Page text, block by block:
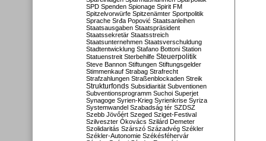
SPD Spenden Spionage Spirit FM
Spitzelvorwürfe Spitzenämter Sportpolitik
Sprache Srđa Popović Staatsanleihen
Staatsausgaben Staatspräsident
Staatssekretär Staatsstreich
Staatsunternehmen Staatsverschuldung
Stadtentwicklung Stafano Bottoni Station
Statuenstreit Sterbehilfe Steuerpolitik
Steve Bannon Stiftungen Stiftungsgelder
Stimmenkauf Strabag Strafrecht
Strafzahlungen Straßenblockaden Streik
Strukturfonds Subsidiarität Subventionen
Subventionsprogramm Suchoi Superjet
Synagoge Syrien-Krieg Syrienkrise Syriza
Systemwandel Szabadság tér SZDSZ
Szebb Jövőért Szeged Sziget-Festival
Szilveszter Ókovács Szilárd Demeter
Szolidaritás Szárszó Századvég Székler
Székler-Autonomie Székésféhervár